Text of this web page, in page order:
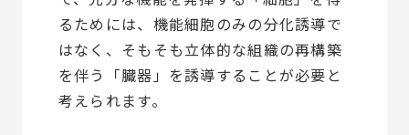
るためには、機能細胞のみの分化誘導で
はなく、そもそも立体的な組織の再構築
を伴う「臓器」を誘導することが必要と
考えられます。